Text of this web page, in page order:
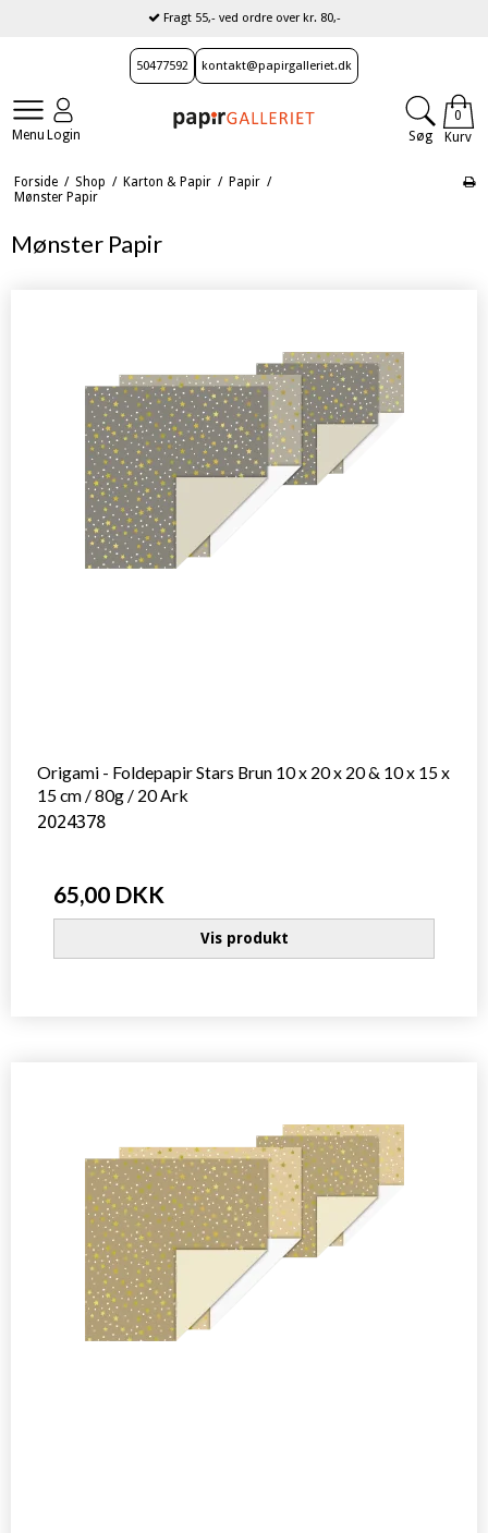
Fragt 55,- ved ordre over kr. 80,-
Spar fragten ved afhentning i butikken
50477592 kontakt@papirgalleriet.dk
Menu Login
0
Kurv
Søg
Forside / Shop / Karton & Papir / Papir /
Mønster Papir
Mønster Papir
Origami - Foldepapir Stars Brun 10 x 20 x 20 & 10 x 15 x
15 cm / 80g / 20 Ark
2024378
65,00 DKK
Vis produkt